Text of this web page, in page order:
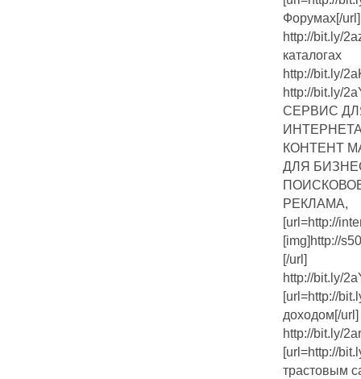
Форумах[/url]
http://bit.ly/
каталогах
http://bit.ly/
http://bit.ly/
СЕРВИС
КОНТЕНТ
ДЛЯ
РЕКЛАМА,
[url=http://
[img]http://
[/url]
http://bit.ly/
[url=http://
доходом[/url]
http://bit.ly/
[url=http://
трастовым